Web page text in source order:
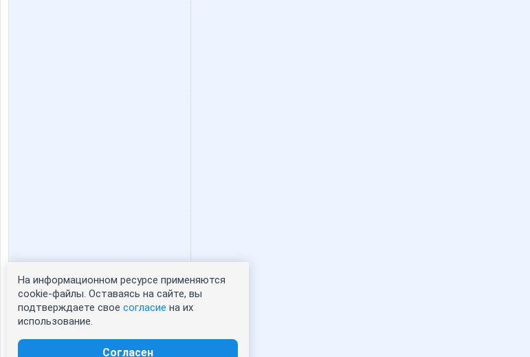
Статистика портрета:
сейчас просматривают портрет - 0
зарегистрированные пользователи
На информационном ресурсе применяются
cookie-файлы. Оставаясь на сайте, вы
подтверждаете свое согласие на их
использование.
Согласен